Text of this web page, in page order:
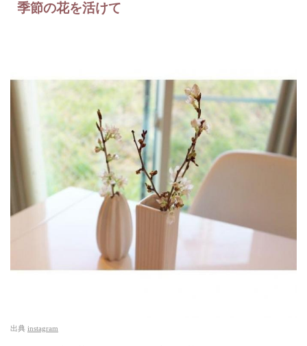
季節の花を活けて
出典 instagram